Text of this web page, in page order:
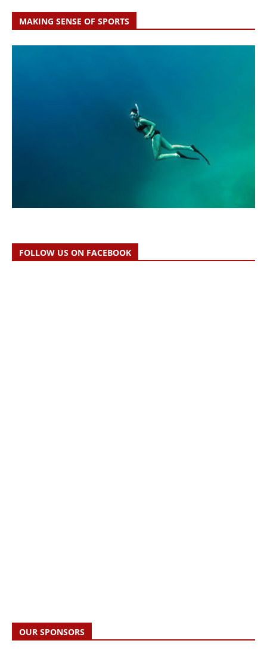
MAKING SENSE OF SPORTS
FOLLOW US ON FACEBOOK
OUR SPONSORS